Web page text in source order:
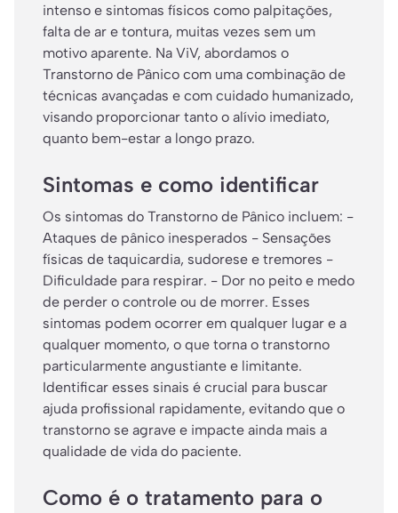
intenso e sintomas físicos como palpitações,
falta de ar e tontura, muitas vezes sem um
motivo aparente. Na ViV, abordamos o
Transtorno de Pânico com uma combinação de
técnicas avançadas e com cuidado humanizado,
visando proporcionar tanto o alívio imediato,
quanto bem-estar a longo prazo.
Sintomas e como identificar
Os sintomas do Transtorno de Pânico incluem: -
Ataques de pânico inesperados - Sensações
físicas de taquicardia, sudorese e tremores -
Dificuldade para respirar. - Dor no peito e medo
de perder o controle ou de morrer. Esses
sintomas podem ocorrer em qualquer lugar e a
qualquer momento, o que torna o transtorno
particularmente angustiante e limitante.
Identificar esses sinais é crucial para buscar
ajuda profissional rapidamente, evitando que o
transtorno se agrave e impacte ainda mais a
qualidade de vida do paciente.
Como é o tratamento para o